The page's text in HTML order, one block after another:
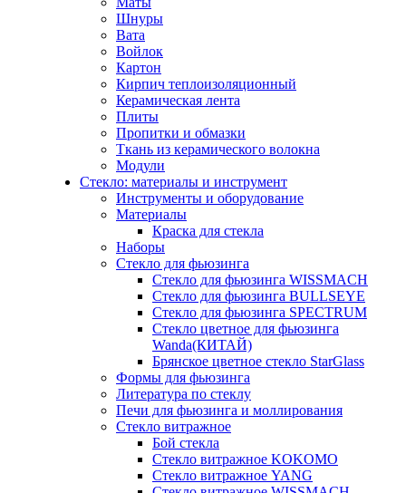
Шнуры
Вата
Войлок
Картон
Кирпич теплоизоляционный
Керамическая лента
Плиты
Пропитки и обмазки
Ткань из керамического волокна
Модули
Стекло: материалы и инструмент
Инструменты и оборудование
Материалы
Краска для стекла
Наборы
Стекло для фьюзинга
Стекло для фьюзинга WISSMACH
Стекло для фьюзинга BULLSEYE
Стекло для фьюзинга SPECTRUM
Стекло цветное для фьюзинга
Wanda(КИТАЙ)
Брянское цветное стекло StarGlass
Формы для фьюзинга
Литература по стеклу
Печи для фьюзинга и моллирования
Стекло витражное
Бой стекла
Стекло витражное KOKOMO
Стекло витражное YANG